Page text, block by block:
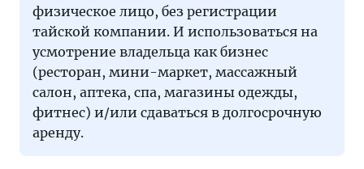
физическое лицо, без регистрации
тайской компании. И использоваться на
усмотрение владельца как бизнес
(ресторан, мини-маркет, массажный
салон, аптека, спа, магазины одежды,
фитнес) и/или сдаваться в долгосрочную
аренду.